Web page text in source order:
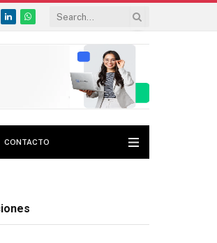
LinkedInWhatsApp
CONTACTO